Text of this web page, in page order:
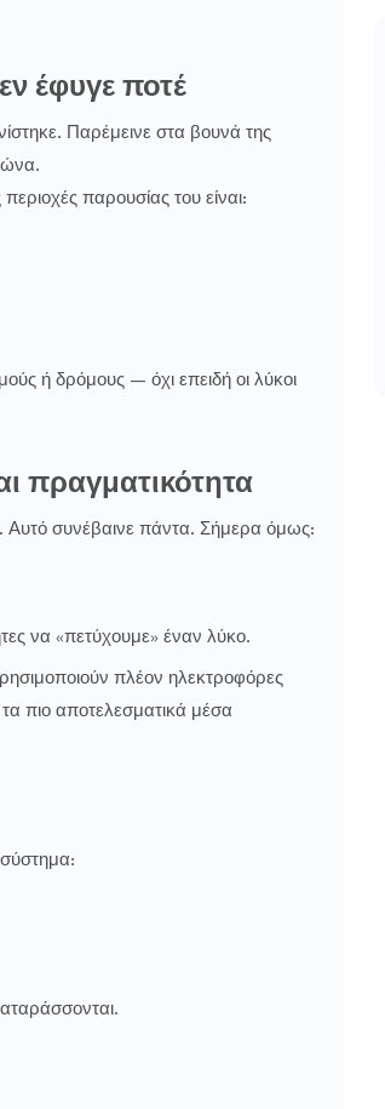
έφυγε ποτέ
Παρέμεινε στα βουνά της
παρουσίας του είναι:
ή δρόμους — όχι επειδή οι λύκοι
πραγματικότητα
Αυτό συνέβαινε πάντα. Σήμερα όμως:
να «πετύχουμε» έναν λύκο.
πλέον ηλεκτροφόρες
πιο αποτελεσματικά μέσα